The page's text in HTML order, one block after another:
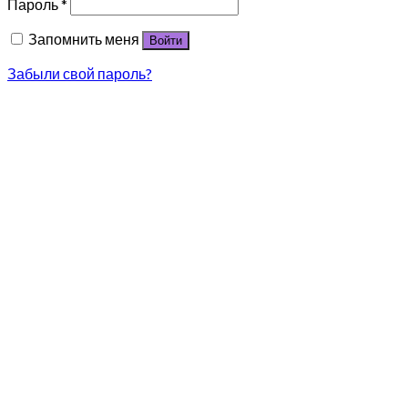
Пароль*
Запомнить меня
Войти
Забыли свой пароль?